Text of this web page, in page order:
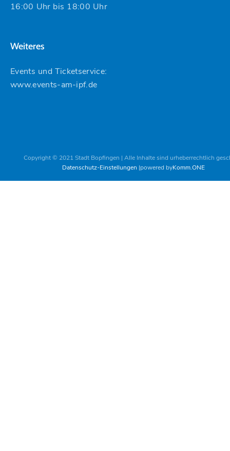
16:00 Uhr bis 18:00 Uhr
Weiteres
Events und Ticketservice:
www.events-am-ipf.de
Copyright © 2021 Stadt Bopfingen | Alle Inhalte sind urheberrechtlich
Datenschutz-Einstellungen powered byKomm.ONE